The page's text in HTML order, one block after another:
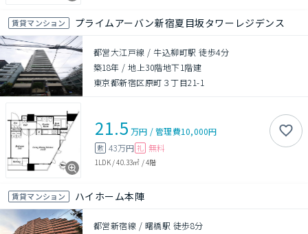
賃貸マンション プライムアーバン新宿夏目坂タワーレジデンス
都営大江戸線 / 牛込柳町駅 徒歩4分
築18年 /地上30階地下1階建
東京都新宿区原町３丁目21-1
21.5 万円 /管理費10,000円
敷 43万円 礼 無料
1LDK/40.33㎡ /4階
賃貸マンション ハイホーム本陣
都営新宿線 / 曙橋駅 徒歩8分